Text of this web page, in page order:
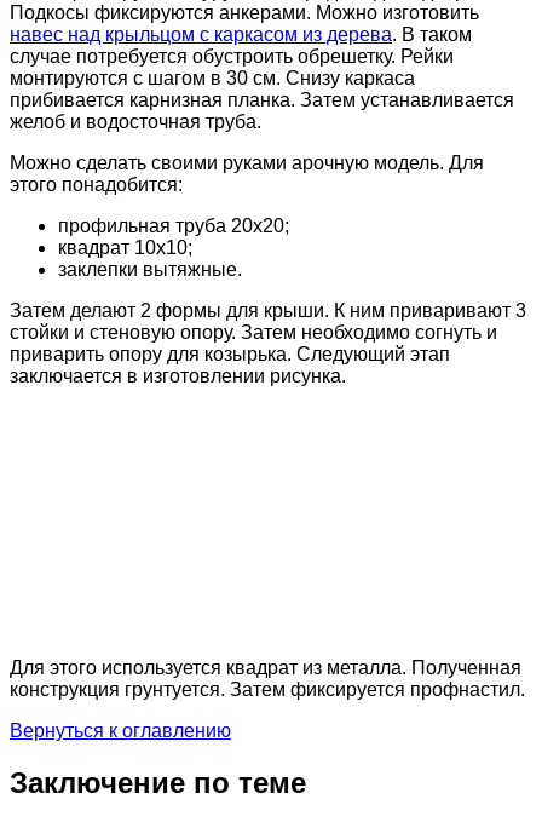
Подкосы фиксируются анкерами. Можно изготовить
навес над крыльцом с каркасом из дерева. В таком
случае потребуется обустроить обрешетку. Рейки
монтируются с шагом в 30 см. Снизу каркаса
прибивается карнизная планка. Затем устанавливается
желоб и водосточная труба.
Можно сделать своими руками арочную модель. Для
этого понадобится:
профильная труба 20х20;
квадрат 10х10;
заклепки вытяжные.
Затем делают 2 формы для крыши. К ним приваривают 3
стойки и стеновую опору. Затем необходимо согнуть и
приварить опору для козырька. Следующий этап
заключается в изготовлении рисунка.
Для этого используется квадрат из металла. Полученная
конструкция грунтуется. Затем фиксируется профнастил.
Вернуться к оглавлению
Заключение по теме